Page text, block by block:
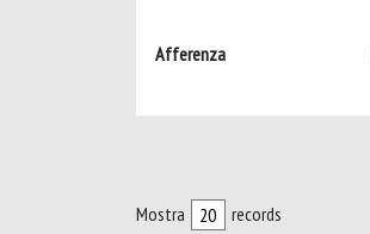
Afferenza
Mostra
records